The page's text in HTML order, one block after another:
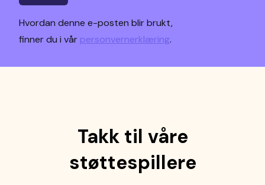
Hvordan denne e-posten blir brukt,
finner du i vår personvernerklæring.
Takk til våre
støttespillere